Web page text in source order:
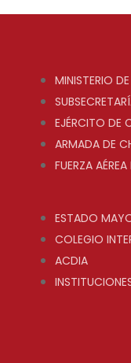
MINISTERIO
EJÉRCITO DE
ARMADA DE
FUERZA
ESTADO
COLEGIO
ACDIA